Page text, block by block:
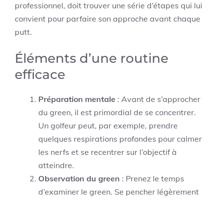
professionnel, doit trouver une série d’étapes qui lui
convient pour parfaire son approche avant chaque
putt.
Éléments d’une routine
efficace
Préparation mentale : Avant de s’approcher
du green, il est primordial de se concentrer.
Un golfeur peut, par exemple, prendre
quelques respirations profondes pour calmer
les nerfs et se recentrer sur l’objectif à
atteindre.
Observation du green : Prenez le temps
d’examiner le green. Se pencher légèrement